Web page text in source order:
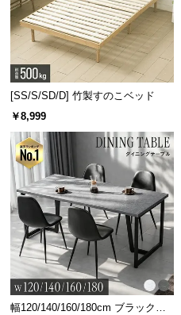
[SS/S/SD/D] 竹製すのこベッド
￥8,999
幅120/140/160/180cm ブラックフ